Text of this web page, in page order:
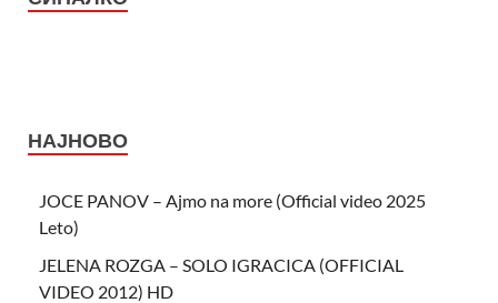
НАЈНОВО
JOCE PANOV – Ajmo na more (Official video 2025
Leto)
JELENA ROZGA – SOLO IGRACICA (OFFICIAL
VIDEO 2012) HD